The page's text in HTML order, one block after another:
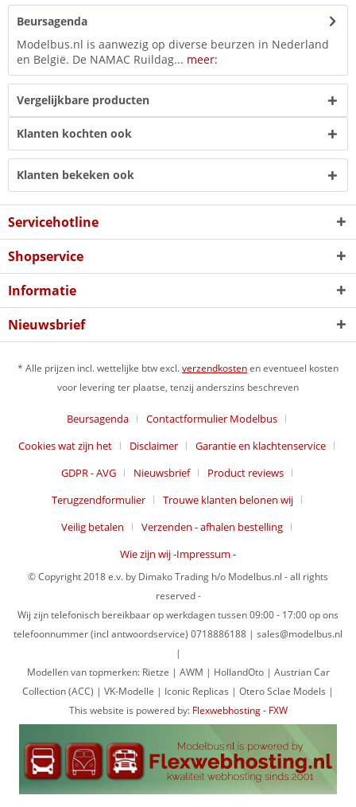
Beursagenda
Modelbus.nl is aanwezig op diverse beurzen in Nederland
en België. De NAMAC Ruildag... meer:
Vergelijkbare producten
Klanten kochten ook
Klanten bekeken ook
Servicehotline
Shopservice
Informatie
Nieuwsbrief
* Alle prijzen incl. wettelijke btw excl.verzendkostenen eventueel kosten
voor levering ter plaatse, tenzij anderszins beschreven
Beursagenda
Contactformulier Modelbus
Cookies wat zijn het
Disclaimer
Garantie en klachtenservice
GDPR - AVG
Nieuwsbrief
Product reviews
Terugzendformulier
Trouwe klanten belonen wij
Veilig betalen
Verzenden - afhalen bestelling
Wie zijn wij -Impressum -
© Copyright 2018 e.v. by Dimako Trading h/o Modelbus.nl - all rights
reserved -
Wij zijn telefonisch bereikbaar op werkdagen tussen 09:00 - 17:00 op ons
telefoonnummer (incl antwoordservice) 0718886188 | sales@modelbus.nl
|
Modellen van topmerken: Rietze | AWM | HollandOto | Austrian Car
Collection (ACC) | VK-Modelle | Iconic Replicas | Otero Sclae Models |
This website is powered by: Flexwebhosting - FXW